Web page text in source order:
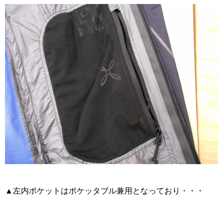
▲左内ポケットはポケッタブル兼用となっており・・・